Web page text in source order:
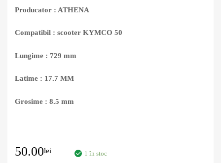
Producator : ATHENA
Compatibil : scooter KYMCO 50
Lungime : 729 mm
Latime : 17.7 MM
Grosime : 8.5 mm
50.00lei 1 în stoc